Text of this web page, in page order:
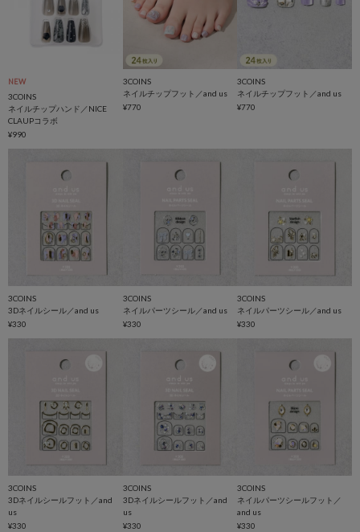
NEW
3COINS
ネイルチップハンド／NICE
CLAUPコラボ
¥990
3COINS
ネイルチップフット／and us
¥770
3COINS
ネイルチップフット／and us
¥770
3COINS
3Dネイルシール／and us
¥330
3COINS
ネイルパーツシール／and us
¥330
3COINS
ネイルパーツシール／and us
¥330
3COINS
3Dネイルシールフット／and
us
¥330
3COINS
3Dネイルシールフット／and
us
¥330
3COINS
ネイルパーツシールフット／
and us
¥330